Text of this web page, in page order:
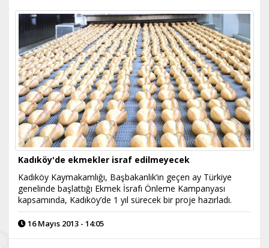
Kadıköy'de ekmekler israf edilmeyecek
Kadıköy Kaymakamlığı, Başbakanlık’ın geçen ay Türkiye
genelinde başlattığı Ekmek İsrafı Önleme Kampanyası
kapsamında, Kadıköy’de 1 yıl sürecek bir proje hazırladı.
16 Mayıs 2013 - 14:05